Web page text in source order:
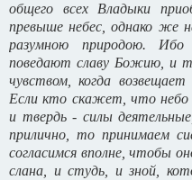
общего всех Владыки
превыше небес, однако же
разумною природою. Ибо
поведают славу Божию, и
чувством, когда
Если кто скажет, что небо
и твердь - силы
прилично, то принимаем
согласимся вполне, чтобы
слана, и студь, и зной,